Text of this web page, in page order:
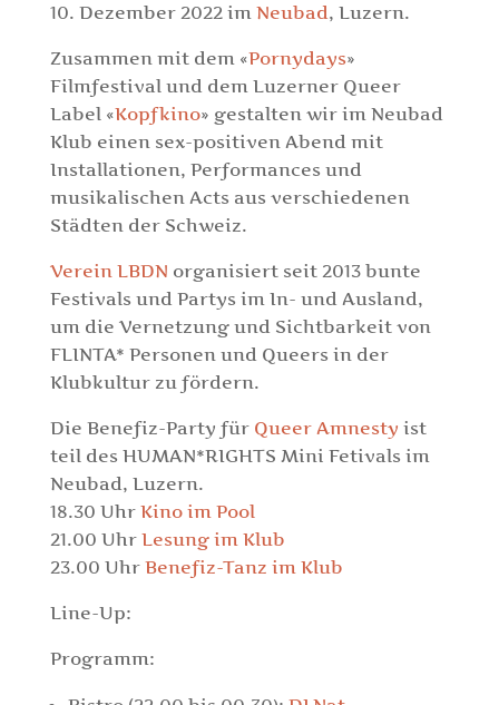
10. Dezember 2022 im Neubad, Luzern.
Zusammen mit dem «Pornydays»
Filmfestival und dem Luzerner Queer
Label «Kopfkino» gestalten wir im Neubad
Klub einen sex-positiven Abend mit
Installationen, Performances und
musikalischen Acts aus verschiedenen
Städten der Schweiz.
Verein LBDN organisiert seit 2013 bunte
Festivals und Partys im In- und Ausland,
um die Vernetzung und Sichtbarkeit von
FLINTA* Personen und Queers in der
Klubkultur zu fördern.
Die Benefiz-Party für Queer Amnesty ist
teil des HUMAN*RIGHTS Mini Fetivals im
Neubad, Luzern.
18.30 Uhr Kino im Pool
21.00 Uhr Lesung im Klub
23.00 Uhr Benefiz-Tanz im Klub
Line-Up:
Programm: